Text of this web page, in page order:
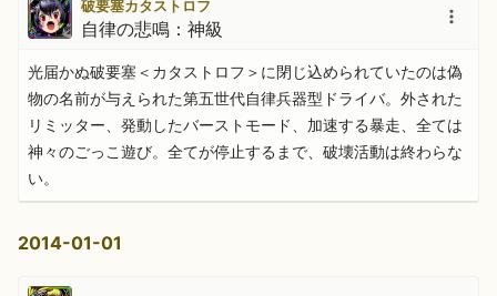
破要塞カタストロフ
自律の悲鳴：神級
光届かぬ破要塞＜カタストロフ＞に閉じ込められていたのは偽
物の名前が与えられた第五世代自律兵器型ドライバ。外された
リミッター、発動したバーストモード、加速する暴走、全ては
神々のごっこ遊び。全てが停止するまで、破壊活動は終わらな
い。
2014-01-01